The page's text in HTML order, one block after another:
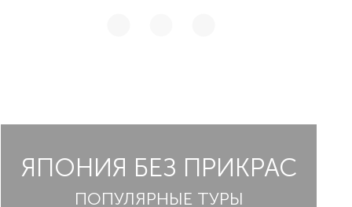
ЯПОНИЯ БЕЗ ПРИКРАС
ПОПУЛЯРНЫЕ ТУРЫ